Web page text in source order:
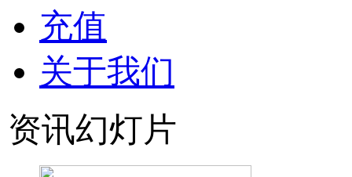
充值
关于我们
资讯幻灯片